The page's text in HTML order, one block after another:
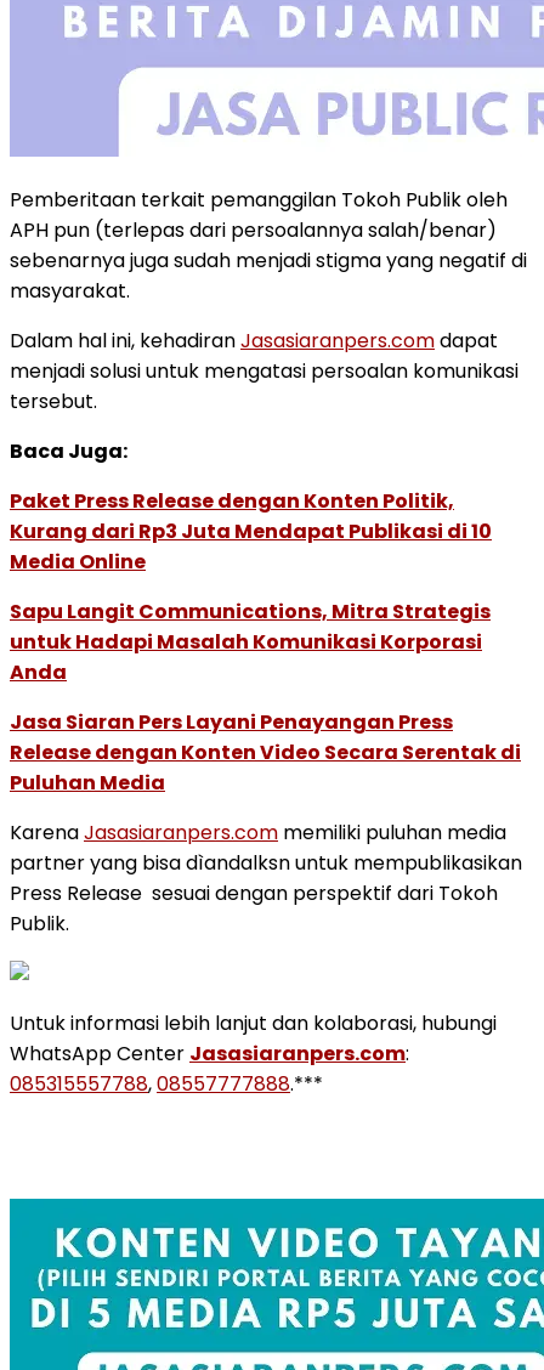
Pemberitaan terkait pemanggilan Tokoh Publik oleh
APH pun (terlepas dari persoalannya salah/benar)
sebenarnya juga sudah menjadi stigma yang negatif di
masyarakat.
Dalam hal ini, kehadiranJasasiaranpers.comdapat
menjadi solusi untuk mengatasi persoalan komunikasi
tersebut.
Baca Juga:
Paket Press Release dengan Konten Politik,
Kurang dari Rp3 Juta Mendapat Publikasi di 10
Media Online
Sapu Langit Communications, Mitra Strategis
untuk Hadapi Masalah Komunikasi Korporasi
Anda
Jasa Siaran Pers Layani Penayangan Press
Release dengan Konten Video Secara Serentak di
Puluhan Media
KarenaJasasiaranpers.com memiliki puluhan media
partner yang bisa dìandalksn untuk mempublikasikan
Press Release sesuai dengan perspektif dari Tokoh
Publik.
Untuk informasi lebih lanjut dan kolaborasi, hubungi
WhatsApp Center Jasasiaranpers.com:
085315557788,08557777888.***